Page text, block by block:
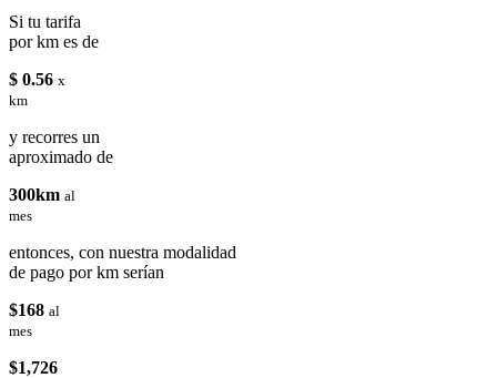
Si tu tarifa
por km es de
$ 0.56 x
km
y recorres un
aproximado de
300km al
mes
entonces, con nuestra modalidad
de pago por km serían
$168 al
mes
$1,726